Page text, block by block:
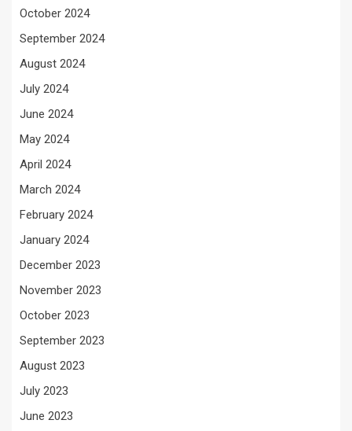
October 2024
September 2024
August 2024
July 2024
June 2024
May 2024
April 2024
March 2024
February 2024
January 2024
December 2023
November 2023
October 2023
September 2023
August 2023
July 2023
June 2023